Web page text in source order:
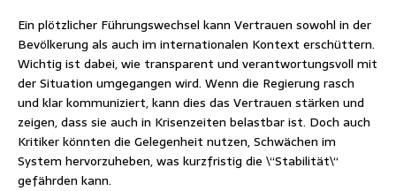
Ein plötzlicher Führungswechsel kann Vertrauen sowohl in der
Bevölkerung als auch im internationalen Kontext erschüttern.
Wichtig ist dabei, wie transparent und verantwortungsvoll mit
der Situation umgegangen wird. Wenn die Regierung rasch
und klar kommuniziert, kann dies das Vertrauen stärken und
zeigen, dass sie auch in Krisenzeiten belastbar ist. Doch auch
Kritiker könnten die Gelegenheit nutzen, Schwächen im
System hervorzuheben, was kurzfristig die \“Stabilität\“
gefährden kann.